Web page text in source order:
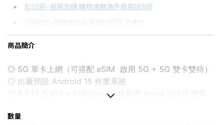
分期數
12期
24期
每期金額
$1,158
$595
配合銀行/業者
18家銀行/業者
18家銀行/業者
8/10前~爸氣加碼 購物滿額滿件最高送$68
8月限定~首購登記最高領$888電子禮券
8/15前~指定購物滿額最高回饋25%
★舊機回收★限量加碼10%回饋
更多信用卡分期0利率滿額享回饋
AI手機有哪些？→點我看達人教你買
商品簡介
◎ 5G 單卡上網（可搭配 eSIM 啟用 5G + 5G 雙卡雙待）
◎ 出廠預設 Android 15 作業系統
◎ 6.3 吋 2,424 x 1,080pixels 解析度 Actua OLED 螢幕
◎ Google Tensor G4 處理器
數量